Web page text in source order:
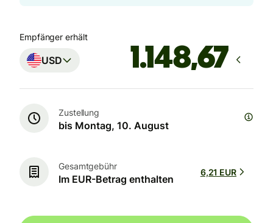
Empfänger erhält
USD
Zustellung
bis Montag, 10. August
Gesamtgebühr
Im EUR-Betrag enthalten
6,21 EUR